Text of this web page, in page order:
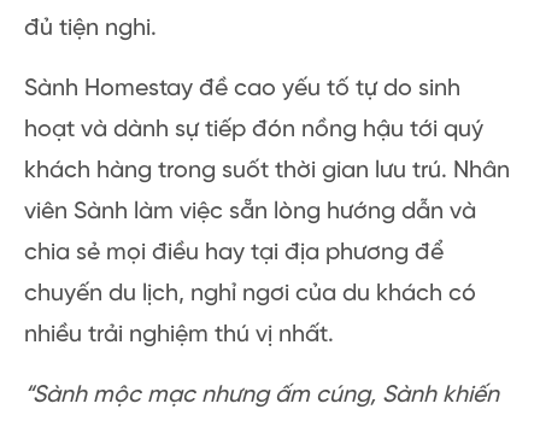
đủ tiện nghi.
Sành Homestay đề cao yếu tố tự do sinh
hoạt và dành sự tiếp đón nồng hậu tới quý
khách hàng trong suốt thời gian lưu trú. Nhân
viên Sành làm việc sẵn lòng hướng dẫn và
chia sẻ mọi điều hay tại địa phương để
chuyến du lịch, nghỉ ngơi của du khách có
nhiều trải nghiệm thú vị nhất.
“Sành mộc mạc nhưng ấm cúng, Sành khiến